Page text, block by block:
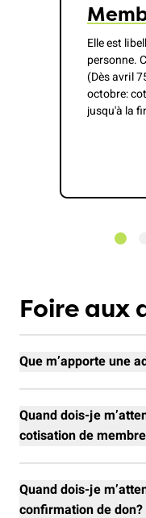
Elle est
personne.
(Dès avril
octobre:
jusqu'à la
Foire aux
Que m’apporte une
Avec votre adhésion,
campagnes de
mobilité durable, par
En tant que membre,
primes d'assurance
exclusives pour les
Quand dois-je
cotisation de
La facture de
dépannage pour
octobre. Les polices
Quand dois-je
confirmation de don?